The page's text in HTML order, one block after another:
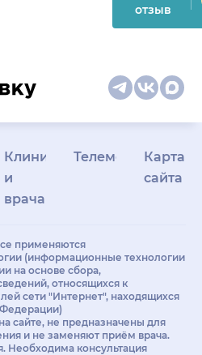
отзыв
Клиникам
и
врачам
Телемедицина
Карта
сайта
применяются
(информационные технологии
на основе сбора,
относящихся к
сети "Интернет", находящихся
сайте, не предназначены для
и не заменяют приём врача.
Необходима консультация